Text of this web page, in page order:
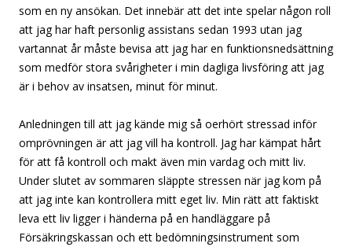
som en ny ansökan. Det innebär att det inte spelar någon roll
att jag har haft personlig assistans sedan 1993 utan jag
vartannat år måste bevisa att jag har en funktionsnedsättning
som medför stora svårigheter i min dagliga livsföring att jag
är i behov av insatsen, minut för minut.
Anledningen till att jag kände mig så oerhört stressad inför
omprövningen är att jag vill ha kontroll. Jag har kämpat hårt
för att få kontroll och makt även min vardag och mitt liv.
Under slutet av sommaren släppte stressen när jag kom på
att jag inte kan kontrollera mitt eget liv. Min rätt att faktiskt
leva ett liv ligger i händerna på en handläggare på
Försäkringskassan och ett bedömningsinstrument som